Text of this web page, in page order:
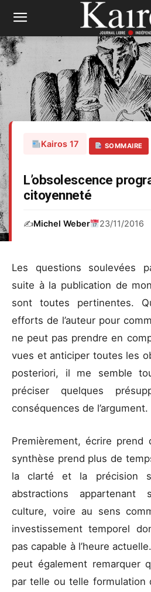
Kairos 17 SOMMAIRE
L’obsolescence
citoyenneté
✍️Michel Weber 23/11/2016
Les questions soulevées
suite à la publication de
sont toutes pertinentes.
efforts de l’auteur pour
ne peut pas prendre en
vues et anticiper toutes les
posteriori, il me semble
préciser quelques
conséquences de l’argument.
Premièrement, écrire prend
synthèse prend plus de
la clarté et la précision
abstractions appartenant
culture, voire au sens
investissement temporel
pas capable à l’heure
peut également remarquer
par telle ou telle formulation